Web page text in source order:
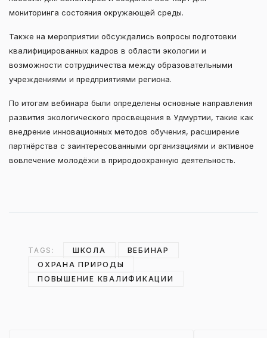
мониторинга состояния окружающей среды.
Также на мероприятии обсуждались вопросы подготовки
квалифицированных кадров в области экологии и
возможности сотрудничества между образовательными
учреждениями и предприятиями региона.
По итогам вебинара были определены основные направления
развития экологического просвещения в Удмуртии, такие как
внедрение инновационных методов обучения, расширение
партнёрства с заинтересованными организациями и активное
вовлечение молодёжи в природоохранную деятельность.
TAGS: ШКОЛА
ВЕБИНАР
ОХРАНА ПРИРОДЫ
ПОВЫШЕНИЕ КВАЛИФИКАЦИИ